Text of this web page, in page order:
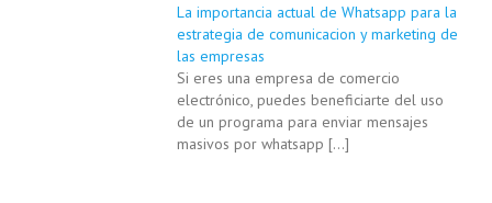
La importancia actual de Whatsapp para la
estrategia de comunicacion y marketing de
las empresas
Si eres una empresa de comercio
electrónico, puedes beneficiarte del uso
de un programa para enviar mensajes
masivos por whatsapp […]